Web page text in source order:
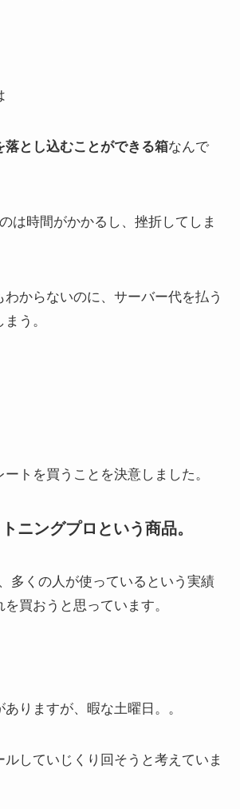
落とし込むことができる箱なんで
は時間がかかるし、挫折してしま
わからないのに、サーバー代を払う
う。
トを買うことを決意しました。
ニングプロという商品。
多くの人が使っているという実績
買おうと思っています。
りますが、暇な土曜日。。
ルしていじくり回そうと考えていま